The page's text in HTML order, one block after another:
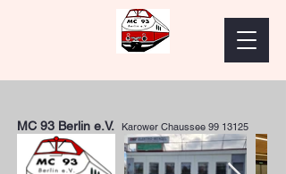
MC 93 Berlin e.V. Karower Chaussee 99 13125